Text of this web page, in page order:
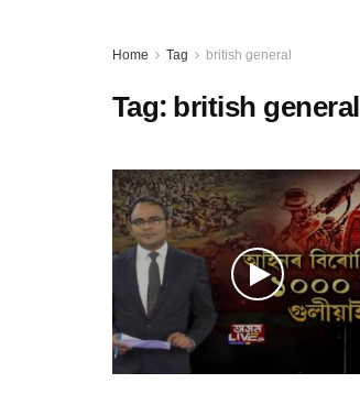
Home Tag british general
Tag:british general